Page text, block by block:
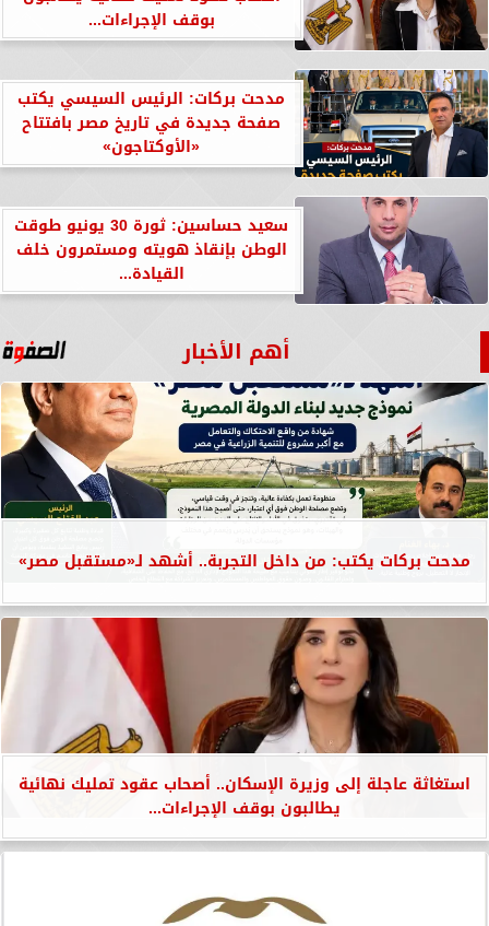
بوقف الإجراءات...
مدحت بركات: الرئيس السيسي يكتب
صفحة جديدة في تاريخ مصر بافتتاح
«الأوكتاجون»
سعيد حساسين: ثورة 30 يونيو طوقت
الوطن بإنقاذ هويته ومستمرون خلف
القيادة...
أهم الأخبار
مدحت بركات يكتب: من داخل التجربة.. أشهد لـ«مستقبل مصر»
استغاثة عاجلة إلى وزيرة الإسكان.. أصحاب عقود تمليك نهائية
يطالبون بوقف الإجراءات...